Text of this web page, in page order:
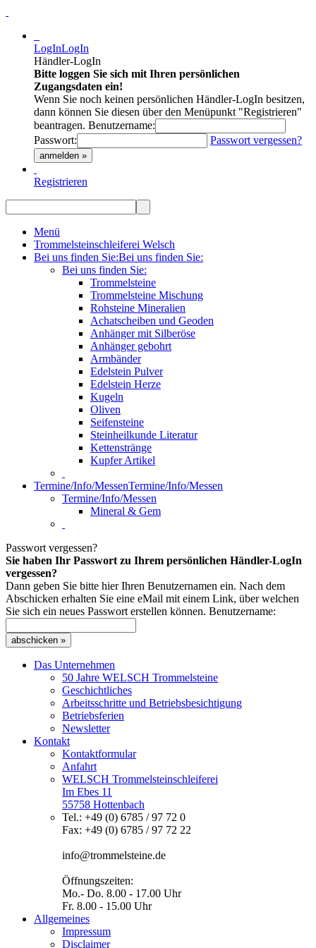
LogInLogIn
Händler-LogIn
Bitte loggen Sie sich mit Ihren persönlichen
Zugangsdaten ein!
Wenn Sie noch keinen persönlichen Händler-LogIn besitzen,
dann können Sie diesen über den Menüpunkt "Registrieren"
beantragen. Benutzername:
Passwort:
Passwort vergessen?
anmelden »
Registrieren
Menü
Trommelsteinschleiferei Welsch
Bei uns finden Sie:Bei uns finden Sie:
Bei uns finden Sie:
Trommelsteine
Trommelsteine Mischung
Rohsteine Mineralien
Achatscheiben und Geoden
Anhänger mit Silberöse
Anhänger gebohrt
Armbänder
Edelstein Pulver
Edelstein Herze
Kugeln
Oliven
Seifensteine
Steinheilkunde Literatur
Kettenstränge
Kupfer Artikel
Termine/Info/MessenTermine/Info/Messen
Termine/Info/Messen
Mineral & Gem
Passwort vergessen?
Sie haben Ihr Passwort zu Ihrem persönlichen Händler-LogIn
vergessen?
Dann geben Sie bitte hier Ihren Benutzernamen ein. Nach dem
Abschicken erhalten Sie eine eMail mit einem Link, über welchen
Sie sich ein neues Passwort erstellen können. Benutzername:
abschicken »
Das Unternehmen
50 Jahre WELSCH Trommelsteine
Geschichtliches
Arbeitsschritte und Betriebsbesichtigung
Betriebsferien
Newsletter
Kontakt
Kontaktformular
Anfahrt
WELSCH Trommelsteinschleiferei
Im Ebes 11
55758 Hottenbach
Tel.: +49 (0) 6785 / 97 72 0
Fax: +49 (0) 6785 / 97 72 22
info@trommelsteine.de
Öffnungszeiten:
Mo.- Do. 8.00 - 17.00 Uhr
Fr. 8.00 - 15.00 Uhr
Allgemeines
Impressum
Disclaimer